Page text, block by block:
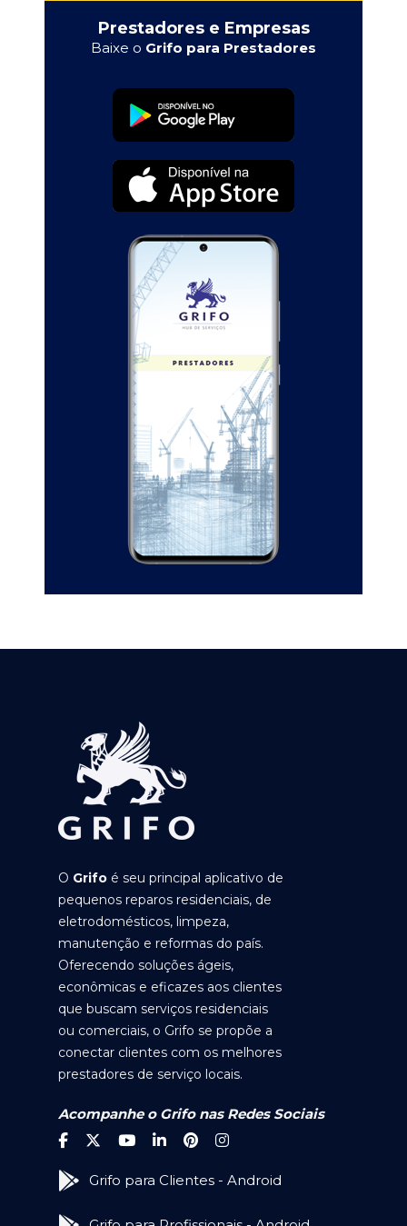
Prestadores e Empresas
Baixe o Grifo para Prestadores
O Grifo é seu principal aplicativo de
pequenos reparos residenciais, de
eletrodomésticos, limpeza,
manutenção e reformas do país.
Oferecendo soluções ágeis,
econômicas e eficazes aos clientes
que buscam serviços residenciais
ou comerciais, o Grifo se propõe a
conectar clientes com os melhores
prestadores de serviço locais.
Acompanhe o Grifo nas Redes Sociais
Grifo para Clientes - Android